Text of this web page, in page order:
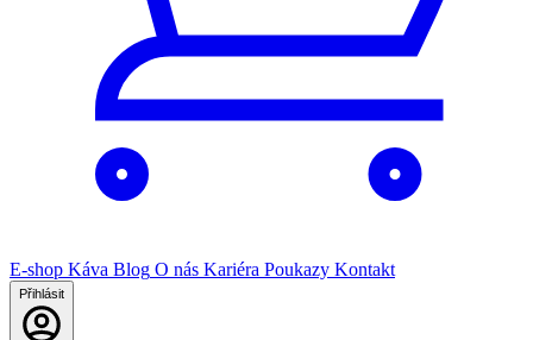
E-shop Káva Blog O nás Kariéra Poukazy Kontakt
Přihlásit